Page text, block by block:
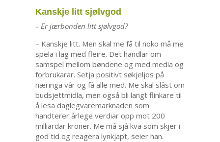
Kanskje litt sjølvgod
– Er jærbonden litt sjølvgod?
– Kanskje litt. Men skal me få til noko må me
spela i lag med fleire. Det handlar om
samspel mellom bøndene og med media og
forbrukarar. Setja positivt søkjeljos på
næringa vår og få alle med. Me skal slåst om
budsjettmidla, men også bli langt flinkare til
å lesa daglegvaremarknaden som
handterer årlege verdiar opp mot 200
milliardar kroner. Me må sjå kva som skjer i
god tid og reagera lynkjapt, seier han.